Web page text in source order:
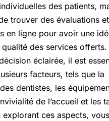
des patients,
trouver des évaluations
en ligne pour avoir une
des services offerts.
éclairée, il est
facteurs, tels que la
dentistes, les
de l’accueil et les
explorant ces aspects, vous